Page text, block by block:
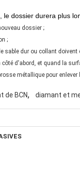
le dossier durera plus
dossier ;
;
sable dur ou collant
d'abord, et quand la
métallique pour
de BCN, diamant et